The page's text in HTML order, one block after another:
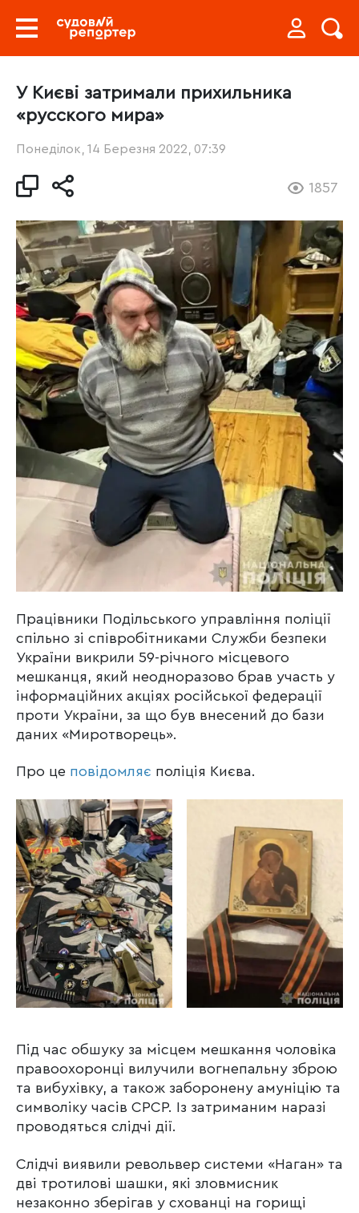
У Києві затримали прихильника
«русского мира»
Понеділок, 14 Березня 2022, 07:39
1857
Працівники Подільського управління поліції
спільно зі співробітниками Служби безпеки
України викрили 59-річного місцевого
мешканця, який неодноразово брав участь у
інформаційних акціях російської федерації
проти України, за що був внесений до бази
даних «Миротворець».
Про це повідомляє поліція Києва.
Під час обшуку за місцем мешкання чоловіка
правоохоронці вилучили вогнепальну зброю
та вибухівку, а також заборонену амуніцію та
символіку часів СРСР. Із затриманим наразі
проводяться слідчі дії.
Слідчі виявили револьвер системи «Наган» та
дві тротилові шашки, які зловмисник
незаконно зберігав у схованці на горищі